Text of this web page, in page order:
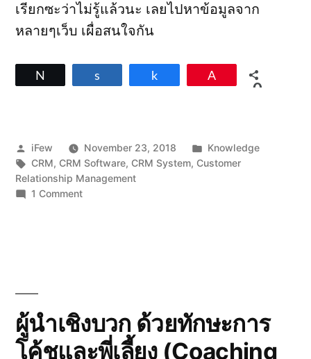
เรียกซะว่าไม่รู้แล้วนะ เลยไปหาข้อมูลจาก
หลายๆเว็บ เผื่อสนใจกัน
0
Posted
by
iFew November 23, 2018
Posted
in
Knowledge
Tags:
CRM, CRM Software, CRM System, Customer
Relationship Management
1 Commenton
เข้าใจ
แบบ
คน
ผู้นำเชิงบวก ด้วยทักษะการ
โค้ชและพี่เลี้ยง (Coaching